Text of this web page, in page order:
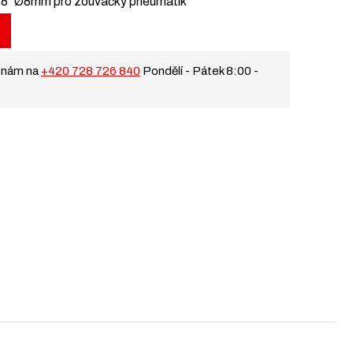
na +420 728 726 840 Pondělí - Pátek 8:00 -